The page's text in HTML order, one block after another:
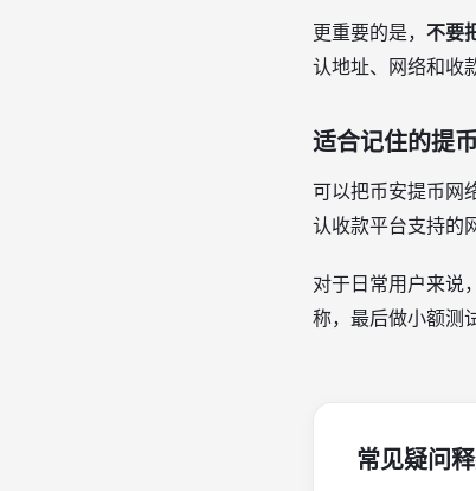
更重要的是， 不要
认地址、网络和收
适合记住的提
可以把币安提币网
认收款平台支持的
对于日常用户来说
称，最后做小额测
常见疑问